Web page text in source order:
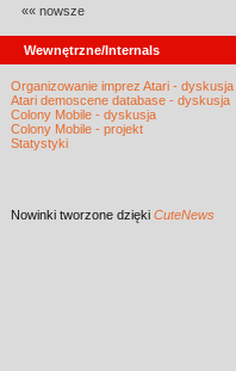
«« nowsze
Wewnętrzne/Internals
Organizowanie imprez Atari - dyskusja
Atari demoscene database - dyskusja
Colony Mobile - dyskusja
Colony Mobile - projekt
Statystyki
Nowinki tworzone dzięki CuteNews